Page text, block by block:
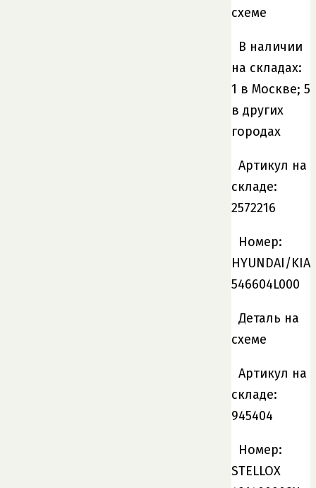
схеме
В наличии
на складах:
1 в Москве; 5
в других
городах
Артикул на
складе:
2572216
Номер:
HYUNDAI/KIA
546604L000
Деталь на
схеме
Артикул на
складе:
945404
Номер:
STELLOX